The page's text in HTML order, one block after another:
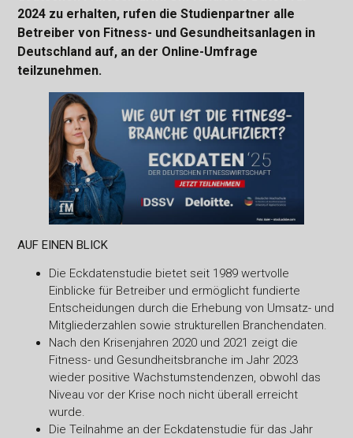
2024 zu erhalten, rufen die Studienpartner alle
Betreiber von Fitness- und Gesundheitsanlagen in
Deutschland auf, an der Online-Umfrage
teilzunehmen.
AUF EINEN BLICK
Die Eckdatenstudie bietet seit 1989 wertvolle
Einblicke für Betreiber und ermöglicht fundierte
Entscheidungen durch die Erhebung von Umsatz- und
Mitgliederzahlen sowie strukturellen Branchendaten.
Nach den Krisenjahren 2020 und 2021 zeigt die
Fitness- und Gesundheitsbranche im Jahr 2023
wieder positive Wachstumstendenzen, obwohl das
Niveau vor der Krise noch nicht überall erreicht
wurde.
Die Teilnahme an der Eckdatenstudie für das Jahr